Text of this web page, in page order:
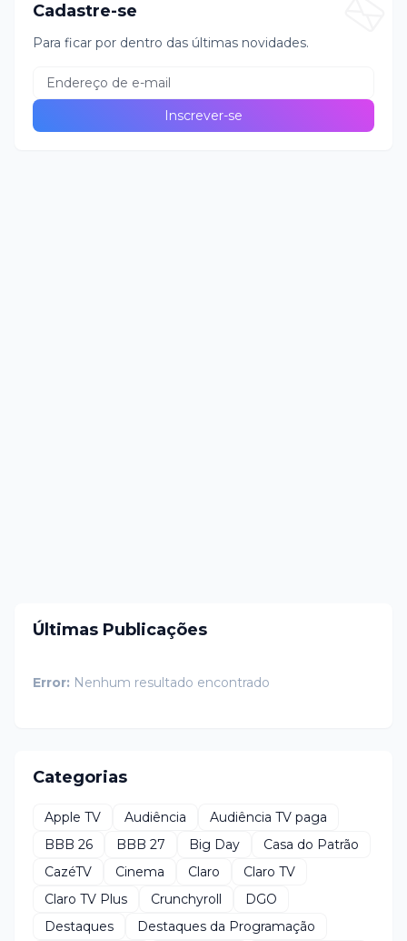
Cadastre-se
Para ficar por dentro das últimas novidades.
Últimas Publicações
Error: Nenhum resultado encontrado
Categorias
Apple TV Audiência
Audiência TV paga
BBB 26
BBB 27 Big Day
Casa do Patrão
CazéTV
Cinema Claro
Claro TV
Claro TV Plus
Crunchyroll
DGO
Destaques
Destaques da Programação